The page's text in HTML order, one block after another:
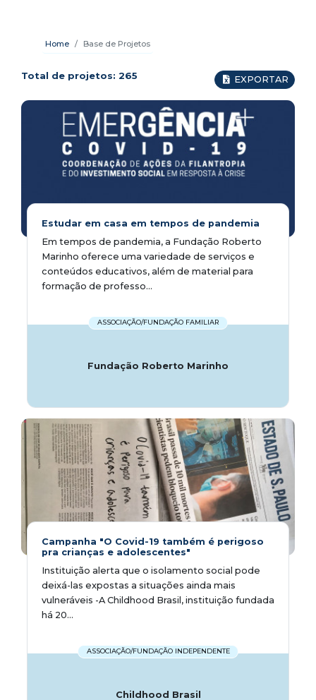
Home Base de Projetos
Total de projetos: 265 EXPORTAR
Estudar em casa em tempos de pandemia
Em tempos de pandemia, a Fundação Roberto
Marinho oferece uma variedade de serviços e
conteúdos educativos, além de material para
formação de professo...
ASSOCIAÇÃO/FUNDAÇÃO FAMILIAR
Fundação Roberto Marinho
Campanha "O Covid-19 também é perigoso
pra crianças e adolescentes"
Instituição alerta que o isolamento social pode
deixá-las expostas a situações ainda mais
vulneráveis -A Childhood Brasil, instituição fundada
há 20...
ASSOCIAÇÃO/FUNDAÇÃO INDEPENDENTE
Childhood Brasil